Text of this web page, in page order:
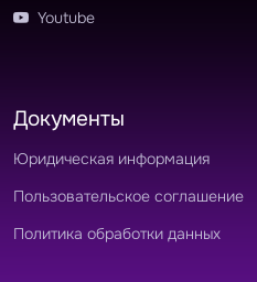
Youtube
Документы
Юридическая информация
Пользовательское соглашение
Политика обработки данных